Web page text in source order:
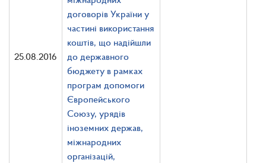
25.08.2016
договорів України у
частині використання
коштів, що надійшли
до державного
бюджету в рамках
програм допомоги
Європейського
Союзу, урядів
іноземних держав,
міжнародних
організацій,